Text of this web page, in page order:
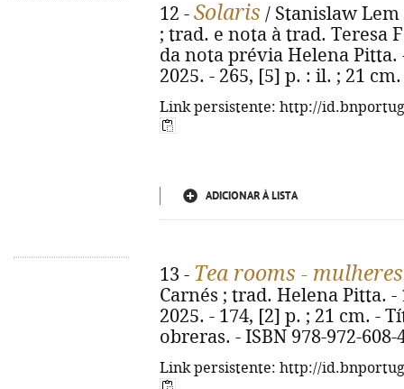
12 - Solaris / Stanislaw
; trad. e nota à trad. Teresa
da nota prévia Helena Pitta.
2025. - 265, [5] p. : il. ; 21
Link persistente: http://
ADICIONAR À LISTA
13 - Tea rooms -
Carnés ; trad. Helena Pitta.
2025. - 174, [2] p. ; 21 cm. -
obreras. - ISBN 978-972-608-
Link persistente: http://